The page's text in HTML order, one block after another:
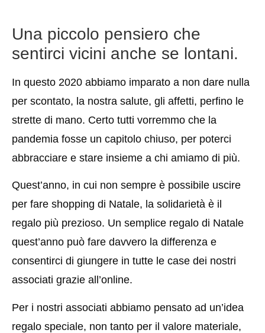
Una piccolo pensiero che
sentirci vicini anche se lontani.
In questo 2020 abbiamo imparato a non dare nulla
per scontato, la nostra salute, gli affetti, perfino le
strette di mano. Certo tutti vorremmo che la
pandemia fosse un capitolo chiuso, per poterci
abbracciare e stare insieme a chi amiamo di più.
Quest’anno, in cui non sempre è possibile uscire
per fare shopping di Natale, la solidarietà è il
regalo più prezioso. Un semplice regalo di Natale
quest’anno può fare davvero la differenza e
consentirci di giungere in tutte le case dei nostri
associati grazie all’online.
Per i nostri associati abbiamo pensato ad un’idea
regalo speciale, non tanto per il valore materiale,